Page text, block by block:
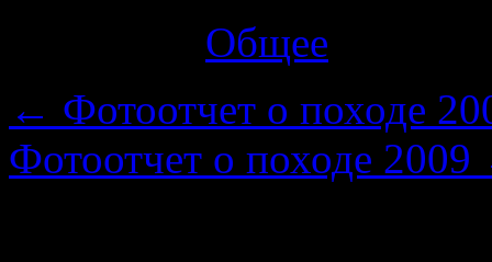
Общее
← Фотоотчет о походе
Фотоотчет о походе 2009